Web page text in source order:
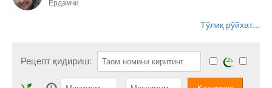
Ёрдамчи
Тўлиқ рўйхат...
Рецепт қидириш: